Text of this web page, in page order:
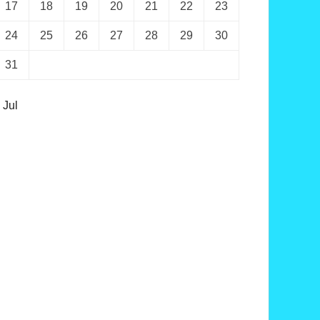
17 18 19 20 21 22 23
24 25 26 27 28 29 30
31